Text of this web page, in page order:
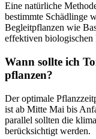
Eine natürliche
bestimmte Schädlinge
Begleitpflanzen wie
effektiven biologischen
Wann sollte ich
pflanzen?
Der optimale
ist ab Mitte Mai bis
parallel sollten die
berücksichtigt werden.